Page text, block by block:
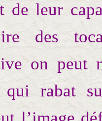
de leur
des
on peut
qui rabat